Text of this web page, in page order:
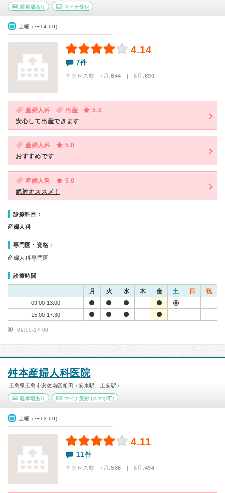
駐車場あり マイナ受付
土曜（〜14:00）
4.14
7件
アクセス数 7月:644 | 6月:690
産婦人科 出産
5.0
安心して出産できます
産婦人科
5.0
おすすめです
産婦人科
5.0
絶対オススメ！
診療科目：
産婦人科
専門医・資格：
産婦人科専門医
診療時間
月 火 水 木 金 土 日 祝
09:00-13:00
15:00-17:30
09:00-14:00
舛本産婦人科医院
広島県広島市安佐南区相田（安東駅、上安駅）
駐車場あり マイナ受付(スマホ可)
土曜（〜13:00）
4.11
11件
アクセス数 7月:586 | 6月:494